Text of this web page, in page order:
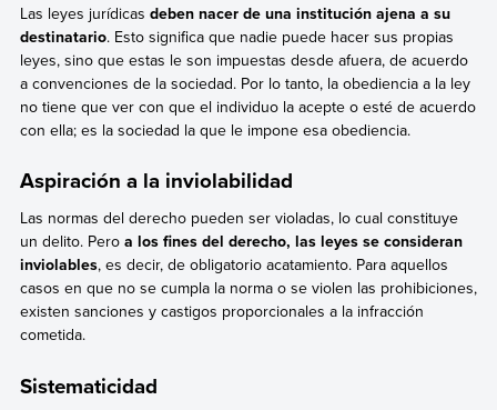
Las leyes jurídicas deben nacer de una institución ajena a su
destinatario. Esto significa que nadie puede hacer sus propias
leyes, sino que estas le son impuestas desde afuera, de acuerdo
a convenciones de la sociedad. Por lo tanto, la obediencia a la ley
no tiene que ver con que el individuo la acepte o esté de acuerdo
con ella; es la sociedad la que le impone esa obediencia.
Aspiración a la inviolabilidad
Las normas del derecho pueden ser violadas, lo cual constituye
un delito. Pero a los fines del derecho, las leyes se consideran
inviolables, es decir, de obligatorio acatamiento. Para aquellos
casos en que no se cumpla la norma o se violen las prohibiciones,
existen sanciones y castigos proporcionales a la infracción
cometida.
Sistematicidad